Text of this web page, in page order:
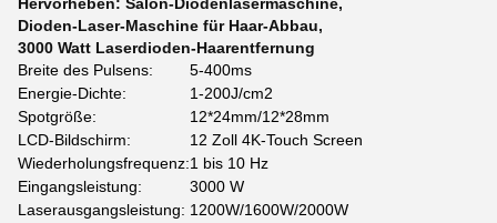
Dioden-Laser-Maschine für Haar-Abbau,
3000 Watt Laserdioden-Haarentfernung
Breite des Pulsens:
5-400ms
Energie-Dichte:
1-200J/cm2
Spotgröße:
12*24mm/12*28mm
LCD-Bildschirm:
12 Zoll 4K-Touch Screen
Wiederholungsfrequenz:1 bis 10 Hz
Eingangsleistung:
3000 W
Laserausgangsleistung: 1200W/1600W/2000W